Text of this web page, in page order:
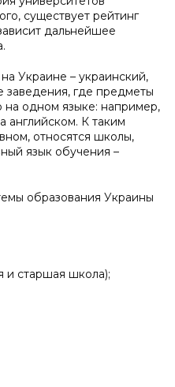
существует рейтинг
дальнейшее
Украине – украинский,
заведения, где предметы
одном языке: например,
английском. К таким
относятся школы,
язык обучения –
образования Украины
и старшая школа);